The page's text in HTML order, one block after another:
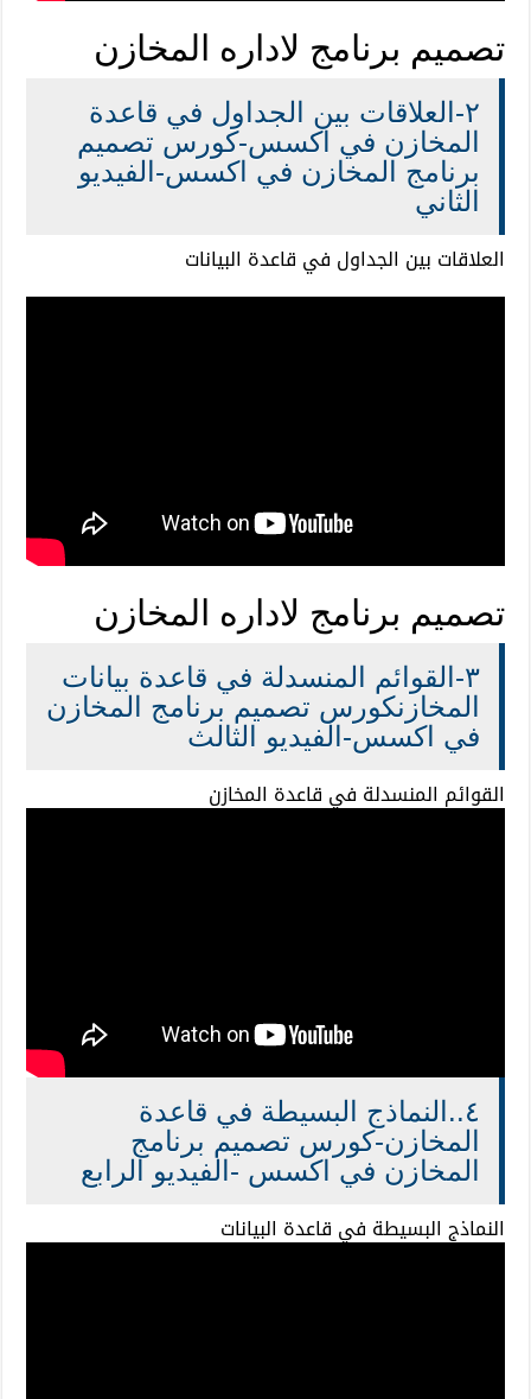
تصميم برنامج لاداره المخازن
٢-العلاقات بين الجداول في قاعدة
المخازن في اكسس-كورس تصميم
برنامج المخازن في اكسس-الفيديو
الثاني
العلاقات بين الجداول في قاعدة البيانات
تصميم برنامج لاداره المخازن
٣-القوائم المنسدلة في قاعدة بيانات
المخازنكورس تصميم برنامج المخازن
في اكسس-الفيديو الثالث
القوائم المنسدلة في قاعدة المخازن
٤..النماذج البسيطة في قاعدة
المخازن-كورس تصميم برنامج
المخازن في اكسس -الفيديو الرابع
النماذج البسيطة في قاعدة البيانات